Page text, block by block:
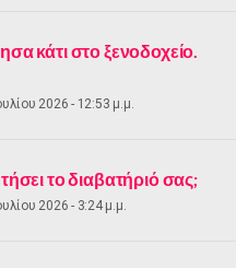
κάτι στο ξενοδοχείο.
2026 - 12:53 μ.μ.
το διαβατήριό σας;
2026 - 3:24 μ.μ.